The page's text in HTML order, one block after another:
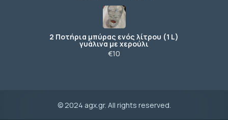
2 Ποτήρια μπύρας ενός λίτρου (1 L)
γυάλινα με χερούλι
€10
© 2024 agx.gr. All rights reserved.